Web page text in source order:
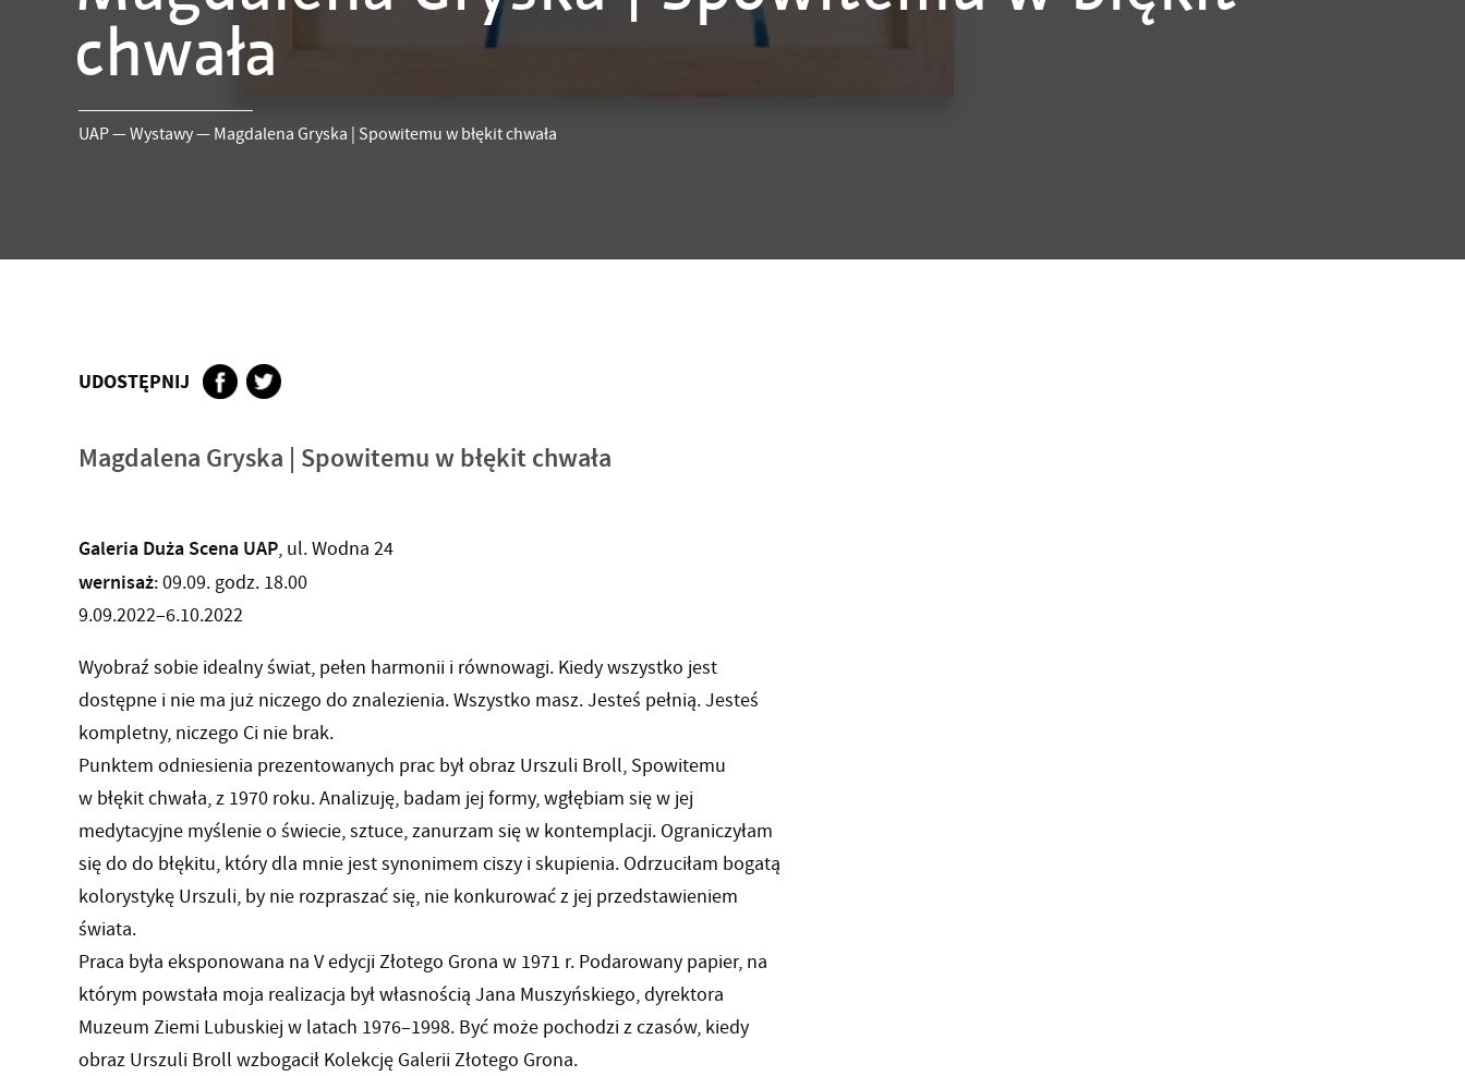
chwała
UAP—Wystawy— Magdalena Gryska | Spowitemu w błękit chwała
UDOSTĘPNIJ
Magdalena Gryska | Spowitemu w błękit chwała
Galeria Duża Scena UAP, ul. Wodna 24
wernisaż: 09.09. godz. 18.00
9.09.2022–6.10.2022
Wyobraź sobie idealny świat, pełen harmonii i równowagi. Kiedy wszystko jest
dostępne i nie ma już niczego do znalezienia. Wszystko masz. Jesteś pełnią. Jesteś
kompletny, niczego Ci nie brak.
Punktem odniesienia prezentowanych prac był obraz Urszuli Broll, Spowitemu
w błękit chwała, z 1970 roku. Analizuję, badam jej formy, wgłębiam się w jej
medytacyjne myślenie o świecie, sztuce, zanurzam się w kontemplacji. Ograniczyłam
się do do błękitu, który dla mnie jest synonimem ciszy i skupienia. Odrzuciłam bogatą
kolorystykę Urszuli, by nie rozpraszać się, nie konkurować z jej przedstawieniem
świata.
Praca była eksponowana na V edycji Złotego Grona w 1971 r. Podarowany papier, na
którym powstała moja realizacja był własnością Jana Muszyńskiego, dyrektora
Muzeum Ziemi Lubuskiej w latach 1976–1998. Być może pochodzi z czasów, kiedy
obraz Urszuli Broll wzbogacił Kolekcję Galerii Złotego Grona.